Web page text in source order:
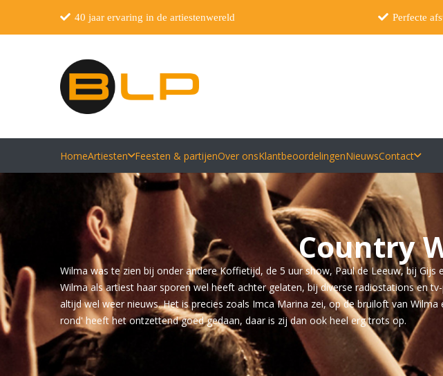
40 jaar ervaring in de artiestenwereld Perfecte
HomeArtiesten Feesten & partijenOver onsKlantbeoordelingenNieuwsContact
Country
Wilma was te zien bij onder andere Koffietijd, de 5 uur show, Paul de Leeuw, bij
Wilma als artiest haar sporen wel heeft achter gelaten, bij diverse radiostations en
altijd wel weer nieuws. Het is precies zoals Imca Marina zei, op de bruiloft van
rond' heeft het ontzettend goed gedaan, daar is zij dan ook heel erg trots op.